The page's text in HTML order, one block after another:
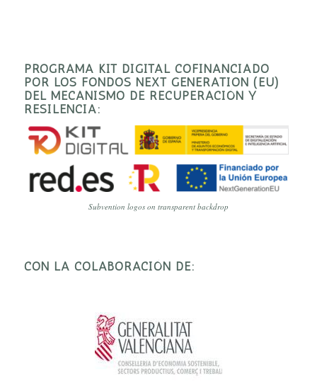
PROGRAMA KIT DIGITAL COFINANCIADO
POR LOS FONDOS NEXT GENERATION (EU)
DEL MECANISMO DE RECUPERACIÓN Y
RESILENCIA:
Subvention logos on transparent backdrop
CON LA COLABORACIÓN DE: